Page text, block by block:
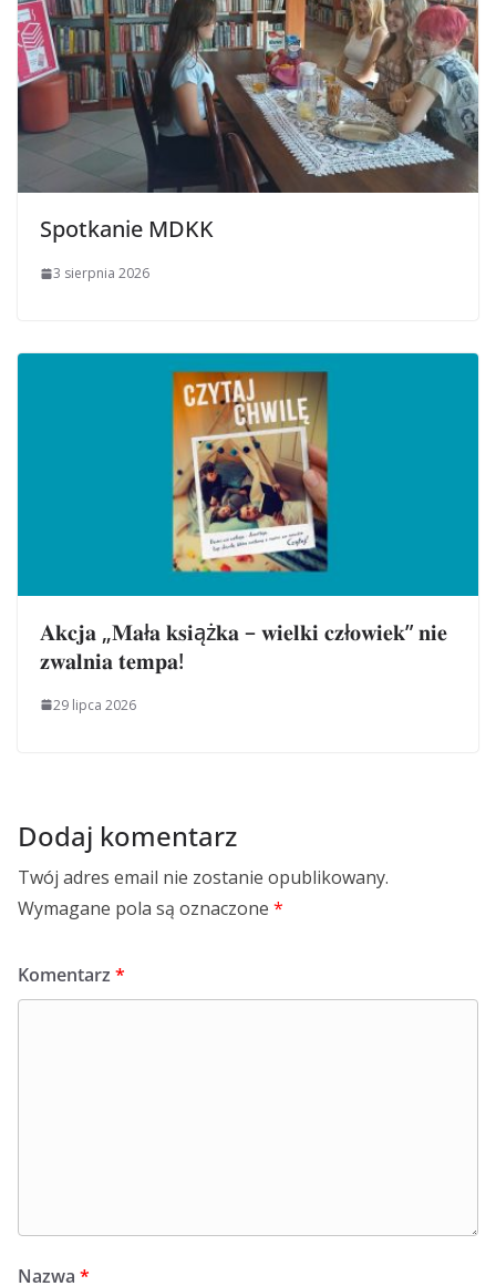
Spotkanie MDKK
3 sierpnia 2026
𝐀𝐤𝐜𝐣𝐚 „𝐌𝐚ł𝐚 𝐤𝐬𝐢ąż𝐤𝐚 – 𝐰𝐢𝐞𝐥𝐤𝐢 𝐜𝐳ł𝐨𝐰𝐢𝐞𝐤” 𝐧𝐢𝐞
𝐳𝐰𝐚𝐥𝐧𝐢𝐚 𝐭𝐞𝐦𝐩𝐚!
29 lipca 2026
Dodaj komentarz
Twój adres email nie zostanie opublikowany.
Wymagane pola są oznaczone *
Komentarz *
Nazwa *